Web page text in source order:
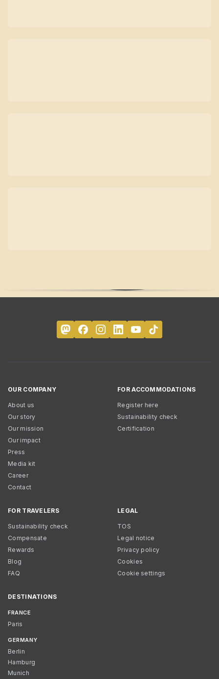
OUR COMPANY
About us
Our story
Our mission
Our impact
Press
Media kit
Career
Contact
FOR ACCOMMODATIONS
Register here
Sustainability check
Certification
FOR TRAVELERS
Sustainability check
Compensate
Rewards
Blog
FAQ
LEGAL
TOS
Legal notice
Privacy policy
Cookies
Cookie settings
DESTINATIONS
FRANCE
Paris
GERMANY
Berlin
Hamburg
Munich